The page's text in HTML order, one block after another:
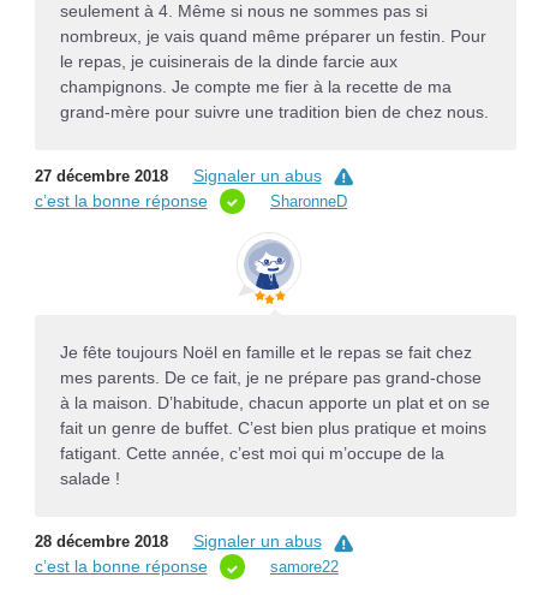
seulement à 4. Même si nous ne sommes pas si
nombreux, je vais quand même préparer un festin. Pour
le repas, je cuisinerais de la dinde farcie aux
champignons. Je compte me fier à la recette de ma
grand-mère pour suivre une tradition bien de chez nous.
27 décembre 2018
Signaler un abus
c’est la bonne réponse
SharonneD
Je fête toujours Noël en famille et le repas se fait chez
mes parents. De ce fait, je ne prépare pas grand-chose
à la maison. D’habitude, chacun apporte un plat et on se
fait un genre de buffet. C’est bien plus pratique et moins
fatigant. Cette année, c’est moi qui m’occupe de la
salade !
28 décembre 2018
Signaler un abus
c’est la bonne réponse
samore22